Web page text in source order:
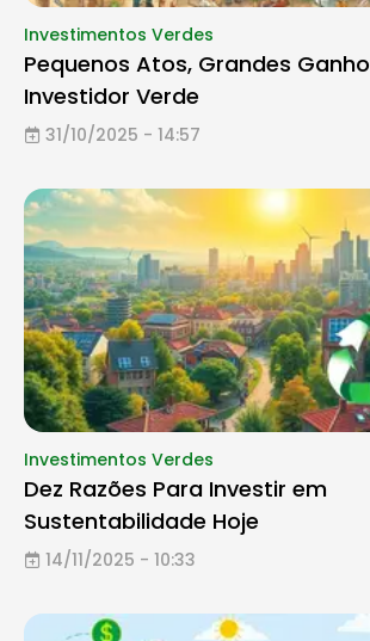
Investimentos Verdes
Pequenos Atos, Grandes
Investidor Verde
31/10/2025 - 14:57
Investimentos Verdes
Dez Razões Para Investir em
Sustentabilidade Hoje
14/11/2025 - 10:33